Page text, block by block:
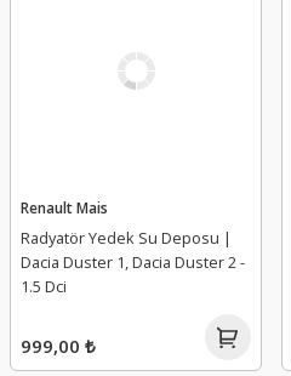
Renault Mais
Radyatör Yedek Su Deposu |
Dacia Duster 1, Dacia Duster 2 -
1.5 Dci
999,00 ₺